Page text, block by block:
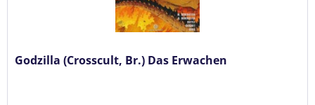
Godzilla (Crosscult, Br.) Das Erwachen